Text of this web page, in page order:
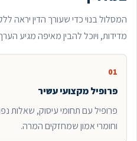
המסלול בנוי כדי שעורך הדין יראה
מדידות, ויוכל להבין מאיפה מגיע
01
פרופיל מקצועי עשיר
פרופיל עם תחומי עיסוק, שאלות
וחומרי אמון שמחזקים המרה.